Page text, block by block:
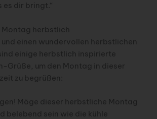
es dir bringt.“
Montag herbstlich
und einen wundervollen herbstlichen
einige herbstlich inspirierte
Grüße, um den Montag in dieser
zu begrüßen:
Möge dieser herbstliche Montag
belebend sein wie die kühle